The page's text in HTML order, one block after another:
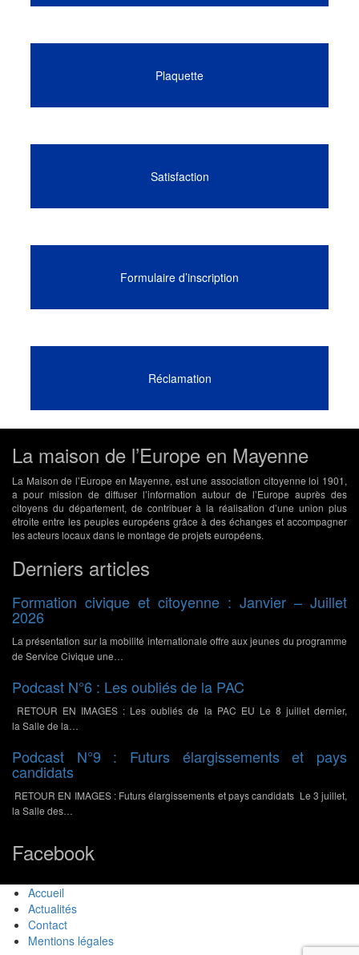
Plaquette
Satisfaction
Formulaire d’inscription
Réclamation
La maison de l’Europe en Mayenne
La Maison de l’Europe en Mayenne, est une association citoyenne loi 1901,
a pour mission de diffuser l’information autour de l’Europe auprès des
citoyens du département, de contribuer à la réalisation d’une union plus
étroite entre les peuples européens grâce à des échanges et accompagner
les acteurs locaux dans le montage de projets européens.
Derniers articles
Formation civique et citoyenne : Janvier – Juillet
2026
La présentation sur la mobilité internationale offre aux jeunes du programme
de Service Civique une…
Podcast N°6 : Les oubliés de la PAC
RETOUR EN IMAGES : Les oubliés de la PAC EU Le 8 juillet dernier,
la Salle de la…
Podcast N°9 : Futurs élargissements et pays
candidats
RETOUR EN IMAGES : Futurs élargissements et pays candidats Le 3 juillet,
la Salle des…
Facebook
Accueil
Actualités
Contact
Mentions légales